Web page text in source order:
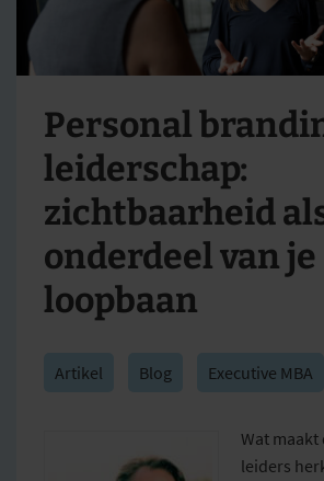
Personal
leiderschap:
zichtbaarheid
onderdeel van je
loopbaan
Artikel Blog Executive MBA
Wat maakt
leiders